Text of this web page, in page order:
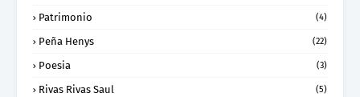
Patrimonio (4)
Peña Henys (22)
Poesia (3)
Rivas Rivas Saul (5)